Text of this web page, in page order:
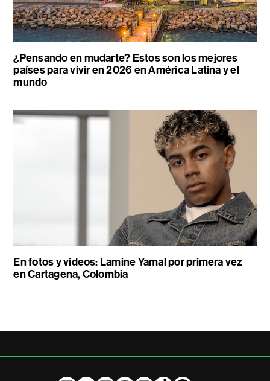
¿Pensando en mudarte? Estos son los mejores
países para vivir en 2026 en América Latina y el
mundo
En fotos y videos: Lamine Yamal por primera vez
en Cartagena, Colombia